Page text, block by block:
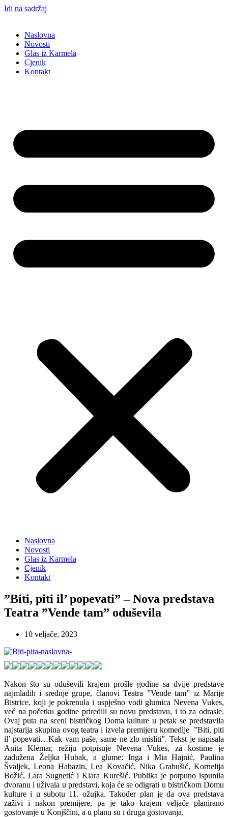
Idi na sadržaj
Naslovna
Novosti
Glas iz Karmela
Cjenik
Kontakt
Naslovna
Novosti
Glas iz Karmela
Cjenik
Kontakt
”Biti, piti il’ popevati” – Nova predstava
Teatra ”Vende tam” oduševila
10 veljače, 2023
Nakon što su oduševili krajem prošle godine sa dvije predstave
najmlađih i srednje grupe, članovi Teatra ”Vende tam” iz Marije
Bistrice, koji je pokrenula i uspješno vodi glumica Nevena Vukes,
već na početku godine priredili su novu predstavu, i to za odrasle.
Ovaj puta na sceni bistričkog Doma kulture u petak se predstavila
najstarija skupina ovog teatra i izvela premijeru komedije ”Biti, piti
il’ popevati…Kak vam paše, same ne zlo misliti”. Tekst je napisala
Anita Klemar, režiju potpisuje Nevena Vukes, za kostime je
zadužena Željka Hubak, a glume: Inga i Mia Hajnić, Paulina
Švaljek, Leona Habazin, Lea Kovačić, Nika Grabušić, Kornelija
Božić, Lara Sugnetić i Klara Kurešić. Publika je potpuno ispunila
dvoranu i uživala u predstavi, koja će se odigrati u bistričkom Domu
kulture i u subotu 11. ožujka. Također plan je da ova predstava
zaživi i nakon premijere, pa je tako krajem veljače planirano
gostovanje u Konjščini, a u planu su i druga gostovanja.